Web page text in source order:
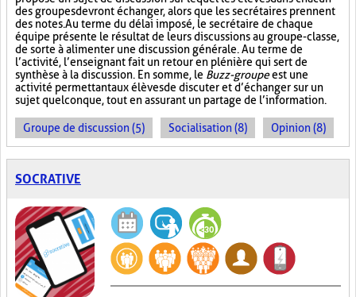
des groupes devront échanger, alors que les secrétaires prennent
des notes. Au terme du délai imposé, le secrétaire de chaque
équipe présente le résultat de leurs discussions au groupe-classe,
de sorte à alimenter une discussion générale. Au terme de
l’activité, l’enseignant fait un retour en plénière qui sert de
synthèse à la discussion. En somme, le Buzz-groupeest une
activité permettant aux élèves de discuter et d’échanger sur un
sujet quelconque, tout en assurant un partage de l’information.
Groupe de discussion (5) Socialisation (8) Opinion (8)
SOCRATIVE